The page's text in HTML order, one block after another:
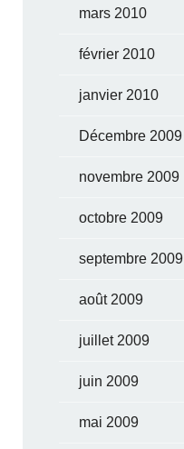
mars 2010
février 2010
janvier 2010
Décembre 2009
novembre 2009
octobre 2009
septembre 2009
août 2009
juillet 2009
juin 2009
mai 2009